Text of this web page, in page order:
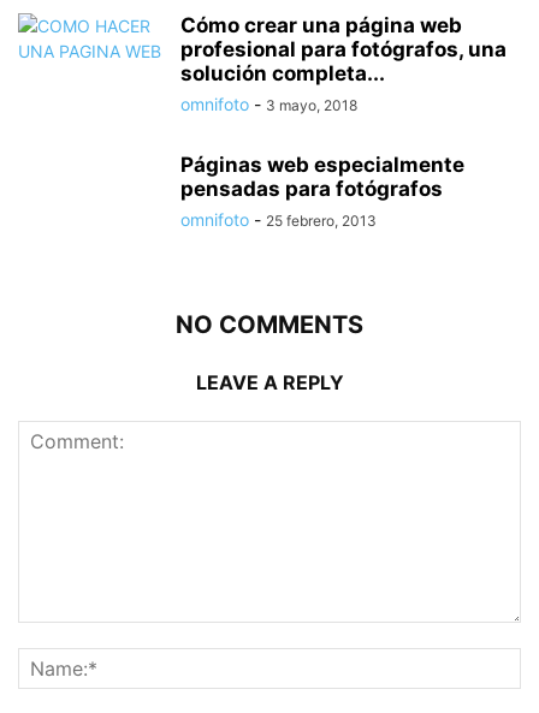
Cómo crear una página web
profesional para fotógrafos, una
solución completa...
omnifoto - 3 mayo, 2018
Páginas web especialmente
pensadas para fotógrafos
omnifoto - 25 febrero, 2013
NO COMMENTS
LEAVE A REPLY